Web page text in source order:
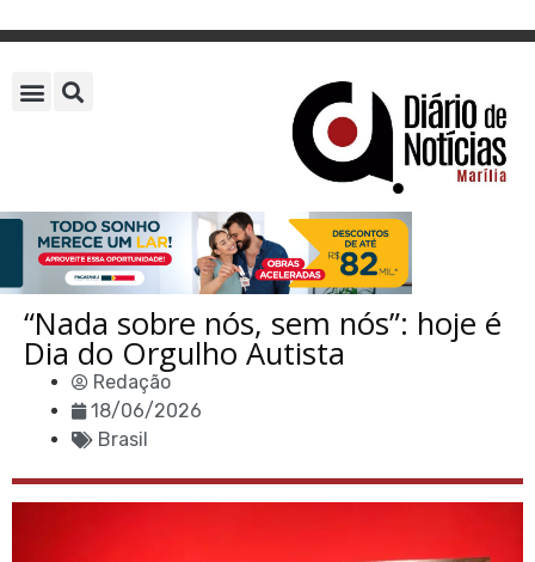
“Nada sobre nós, sem nós”: hoje é
Dia do Orgulho Autista
Redação
18/06/2026
Brasil